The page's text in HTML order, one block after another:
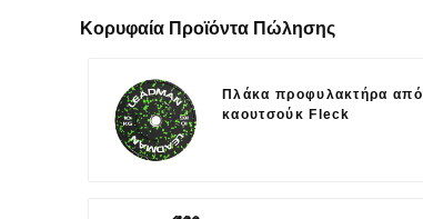
Κορυφαία Προϊόντα Πώλησης
Πλάκα προφυλακτήρα από
καουτσούκ Fleck